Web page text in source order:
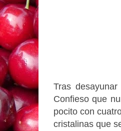
Tras
Confieso que
pocito con
cristalinas que